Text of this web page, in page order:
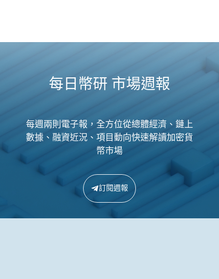
每日幣研 市場週報
每週兩則電子報，全方位從總體經濟、鏈上
數據、融資近況、項目動向快速解讀加密貨
幣市場
訂閱週報